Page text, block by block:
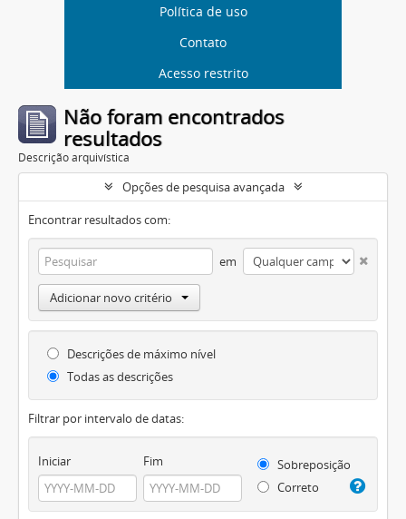
Política de uso
Contato
Acesso restrito
Não foram encontrados
resultados
Descrição arquivística
Opções de pesquisa avançada
Encontrar resultados com:
em
Adicionar novo critério
Descrições de máximo nível
Todas as descrições
Filtrar por intervalo de datas:
Iniciar Fim
Sobreposição
Correto